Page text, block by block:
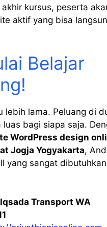
akhir kursus, peserta
aktif yang bisa
Belajar
lebih lama. Peluang di
bagi siapa saja.
WordPress design
Jogja Yogyakarta,
yang sangat
Transport WA